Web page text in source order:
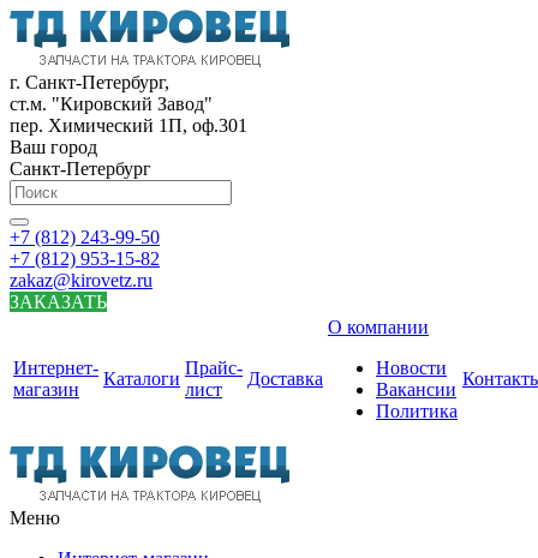
г. Санкт-Петербург,
ст.м. "Кировский Завод"
пер. Химический 1П, оф.301
Ваш город
Санкт-Петербург
+7 (812) 243-99-50
+7 (812) 953-15-82
zakaz@kirovetz.ru
ЗАКАЗАТЬ
Интернет-
магазин
Каталоги
Прайс-
лист
Доставка
О компании
Новости
Вакансии
Политика
Меню